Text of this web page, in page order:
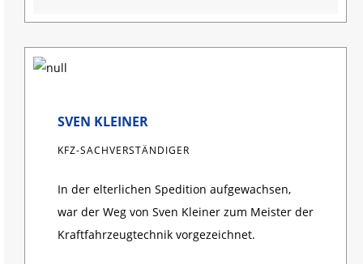
SVEN KLEINER
KFZ-SACHVERSTÄNDIGER
In der elterlichen Spedition aufgewachsen,
war der Weg von Sven Kleiner zum Meister der
Kraftfahrzeugtechnik vorgezeichnet.